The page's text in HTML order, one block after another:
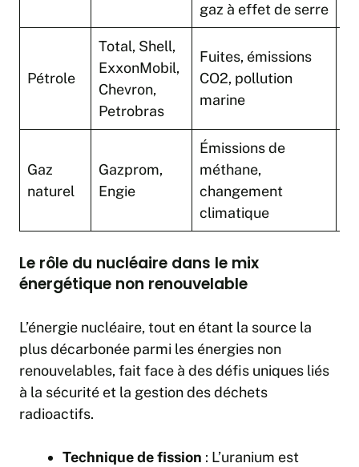
gaz à effet de serre
Pétrole
Total, Shell,
ExxonMobil,
Chevron,
Petrobras
Fuites, émissions
CO2, pollution
marine
Gaz
naturel
Gazprom,
Engie
Émissions de
méthane,
changement
climatique
Le rôle du nucléaire dans le mix
énergétique non renouvelable
L’énergie nucléaire, tout en étant la source la
plus décarbonée parmi les énergies non
renouvelables, fait face à des défis uniques liés
à la sécurité et la gestion des déchets
radioactifs.
Technique de fission : L’uranium est